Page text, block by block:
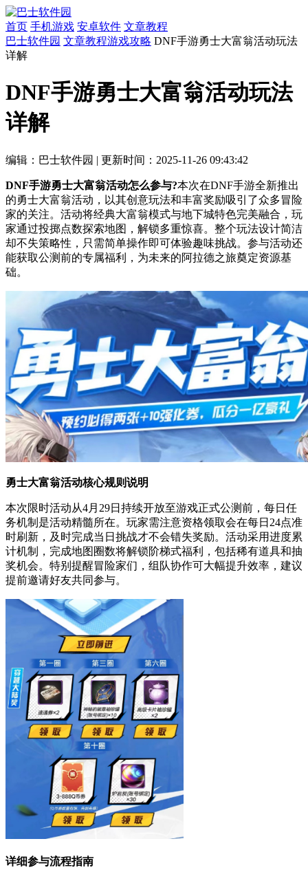
首页 手机游戏 安卓软件 文章教程
巴士软件园 文章教程游戏攻略 DNF手游勇士大富翁活动玩法
详解
DNF手游勇士大富翁活动玩法
详解
编辑：巴士软件园 | 更新时间：2025-11-26 09:43:42
DNF手游勇士大富翁活动怎么参与?本次在DNF手游全新推出
的勇士大富翁活动，以其创意玩法和丰富奖励吸引了众多冒险
家的关注。活动将经典大富翁模式与地下城特色完美融合，玩
家通过投掷点数探索地图，解锁多重惊喜。整个玩法设计简洁
却不失策略性，只需简单操作即可体验趣味挑战。参与活动还
能获取公测前的专属福利，为未来的阿拉德之旅奠定资源基
础。
勇士大富翁活动核心规则说明
本次限时活动从4月29日持续开放至游戏正式公测前，每日任
务机制是活动精髓所在。玩家需注意资格领取会在每日24点准
时刷新，及时完成当日挑战才不会错失奖励。活动采用进度累
计机制，完成地图圈数将解锁阶梯式福利，包括稀有道具和抽
奖机会。特别提醒冒险家们，组队协作可大幅提升效率，建议
提前邀请好友共同参与。
详细参与流程指南